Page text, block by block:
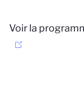
Voir la